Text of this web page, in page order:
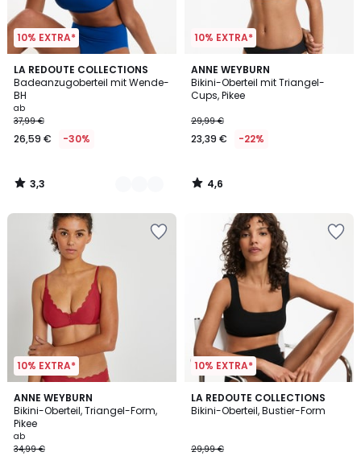
10% EXTRA*
LA REDOUTE COLLECTIONS
Badeanzugoberteil mit Wende-
BH
Ab
26,59
€
37,99
€
angewendet.
ab
37,99 €
26,59 € -30%
3,3
/ 5
2
Farben
3,3
/
10% EXTRA*
ANNE WEYBURN
Bikini-Oberteil mit Triangel-
Cups, Pikee
29,99 €
23,39 € -22%
4,6
/ 5
4,6
/
10% EXTRA*
ANNE WEYBURN
Bikini-Oberteil, Triangel-Form,
Pikee
ab
34,99 €
4,4
/ 5
2
Farben
10% EXTRA*
LA REDOUTE COLLECTIONS
Bikini-Oberteil, Bustier-Form
29,99 €
3,1
/